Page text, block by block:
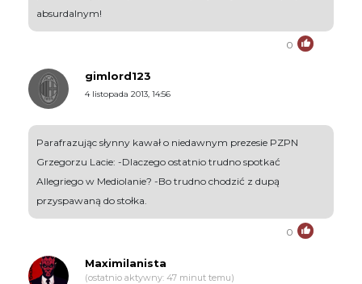
absurdalnym!
0
gimlord123
4 listopada 2013, 14:56
Parafrazując słynny kawał o niedawnym prezesie PZPN
Grzegorzu Lacie: -Dlaczego ostatnio trudno spotkać
Allegriego w Mediolanie? -Bo trudno chodzić z dupą
przyspawaną do stołka.
0
Maximilanista
(ostatnio aktywny: 47 minut temu)